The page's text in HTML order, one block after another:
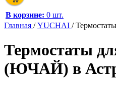
В корзине: 0 шт.
Главная /YUCHAI /
Термостаты
(ЮЧАЙ) в